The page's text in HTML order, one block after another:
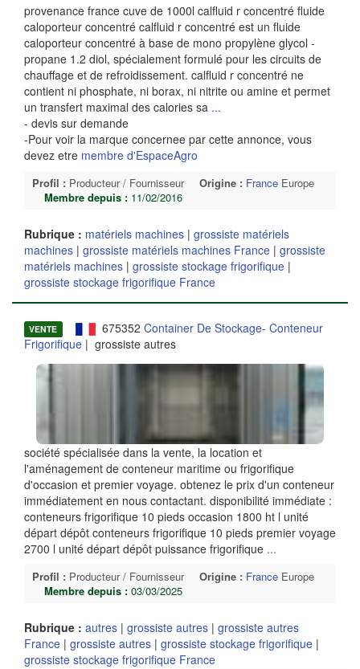
provenance france cuve de 1000l calfluid r concentré fluide
caloporteur concentré calfluid r concentré est un fluide
caloporteur concentré à base de mono propylène glycol -
propane 1.2 diol, spécialement formulé pour les circuits de
chauffage et de refroidissement. calfluid r concentré ne
contient ni phosphate, ni borax, ni nitrite ou amine et permet
un transfert maximal des calories sa ...
- devis sur demande
-Pour voir la marque concernee par cette annonce, vous
devez etre membre d'EspaceAgro
Profil : Producteur / Fournisseur Origine : France Europe
Membre depuis : 11/02/2016
Rubrique : matériels machines | grossiste matériels
machines | grossiste matériels machines France | grossiste
matériels machines | grossiste stockage frigorifique |
grossiste stockage frigorifique France
VENTE 675352 Container De Stockage- Conteneur
Frigorifique | grossiste autres
société spécialisée dans la vente, la location et
l'aménagement de conteneur maritime ou frigorifique
d'occasion et premier voyage. obtenez le prix d'un conteneur
immédiatement en nous contactant. disponibilité immédiate :
conteneurs frigorifique 10 pieds occasion 1800 ht l unité
départ dépôt conteneurs frigorifique 10 pieds premier voyage
2700 l unité départ dépôt puissance frigorifique ...
Profil : Producteur / Fournisseur Origine : France Europe
Membre depuis : 03/03/2025
Rubrique : autres | grossiste autres | grossiste autres
France | grossiste autres | grossiste stockage frigorifique |
grossiste stockage frigorifique France